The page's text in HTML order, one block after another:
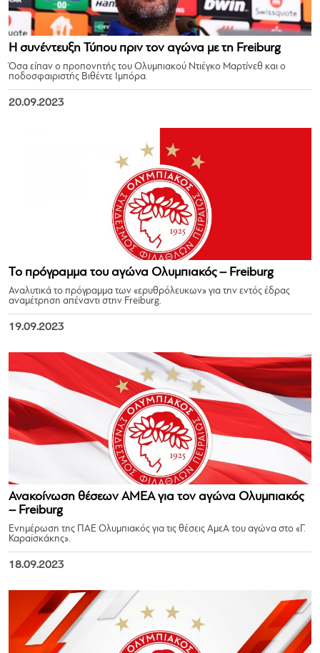
Η συνέντευξη Τύπου πριν τον αγώνα με τη Freiburg
Όσα είπαν ο προπονητής του Ολυμπιακού Ντιέγκο Μαρτίνεθ και ο
ποδοσφαιριστής Βιθέντε Ιμπόρα.
20.09.2023
Το πρόγραμμα του αγώνα Ολυμπιακός – Freiburg
Αναλυτικά το πρόγραμμα των «ερυθρόλευκων» για την εντός έδρας
αναμέτρηση απέναντι στην Freiburg.
19.09.2023
Ανακοίνωση θέσεων ΑΜΕΑ για τον αγώνα Ολυμπιακός
– Freiburg
Ενημέρωση της ΠΑΕ Ολυμπιακός για τις θέσεις ΑμεΑ του αγώνα στο «Γ.
Καραϊσκάκης».
18.09.2023